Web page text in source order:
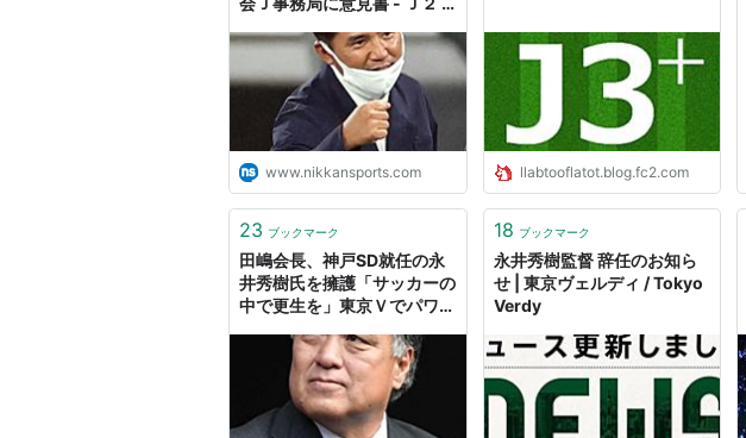
www.nikkansports.com llabtooflatot.blog.fc2.com
23 ブックマーク
田嶋会長、神戸SD就任の永
井秀樹氏を擁護「サッカーの
中で更生を」東京Ｖでパワハ
18 ブックマーク
永井秀樹監督 辞任のお知ら
せ | 東京ヴェルディ / Tokyo
Verdy